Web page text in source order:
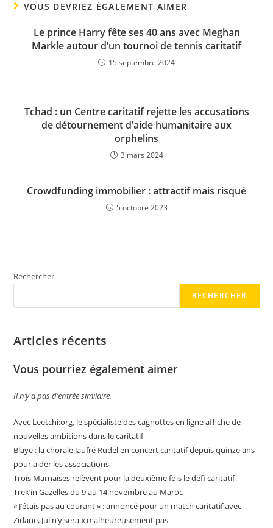
VOUS DEVRIEZ ÉGALEMENT AIMER
Le prince Harry fête ses 40 ans avec Meghan
Markle autour d’un tournoi de tennis caritatif
15 septembre 2024
Tchad : un Centre caritatif rejette les accusations
de détournement d’aide humanitaire aux
orphelins
3 mars 2024
Crowdfunding immobilier : attractif mais risqué
5 octobre 2023
Rechercher
RECHERCHER
Articles récents
Vous pourriez également aimer
Il n’y a pas d’entrée similaire.
Avec Leetchi:org, le spécialiste des cagnottes en ligne affiche de
nouvelles ambitions dans le caritatif
Blaye : la chorale Jaufré Rudel en concert caritatif depuis quinze ans
pour aider les associations
Trois Marnaises relèvent pour la deuxième fois le défi caritatif
Trek’in Gazelles du 9 au 14 novembre au Maroc
« J’étais pas au courant » : annoncé pour un match caritatif avec
Zidane, Jul n’y sera « malheureusement pas